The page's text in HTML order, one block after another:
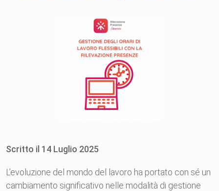
Scritto il 14 Luglio 2025
L’evoluzione del mondo del lavoro ha portato con sé un
cambiamento significativo nelle modalità di gestione